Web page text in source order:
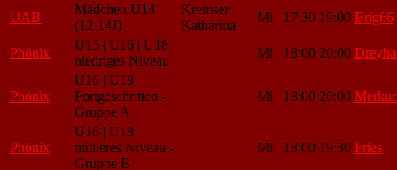
UAB
Mädchen U14
(12-14J)
Kremser
Katharina
Mi 17:30 19:00 Brig66
Phönix
U15 | U16 | U18
niedriges Niveau
Mi 18:00 20:00
Phönix
U16 | U18
Fortgeschritten -
Gruppe A
Mi 18:00 20:00
Phönix
U16 | U18
mittleres Niveau -
Gruppe B
Mi 18:00 19:30 Fries